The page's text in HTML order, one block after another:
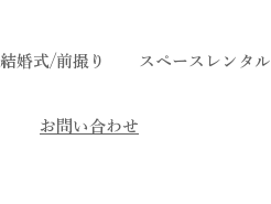
結婚式/前撮り スペースレンタル
​お問い合わせ